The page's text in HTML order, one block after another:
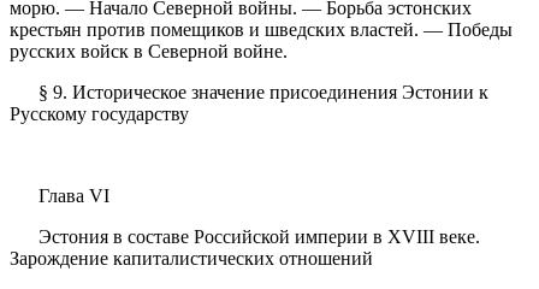
морю. — Начало Северной войны. — Борьба эстонских
крестьян против помещиков и шведских властей. — Победы
русских войск в Северной войне.
§ 9. Историческое значение присоединения Эстонии к
Русскому государству
Глава VI
Эстония в составе Российской империи в XVIII веке.
Зарождение капиталистических отношений